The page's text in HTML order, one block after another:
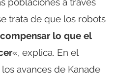
trata de que los robots
compensar lo que el
«, explica. En el
avances de Kanade